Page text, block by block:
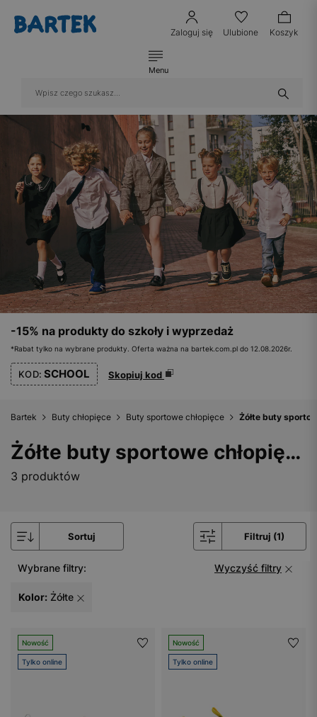
Zaloguj się Ulubione Koszyk
Menu
-15% na produkty do szkoły i wyprzedaż
*Rabat tylko na wybrane produkty. Oferta ważna na bartek.com.pl do 12.08.2026r.
KOD: SCHOOL Skopiuj kod
Bartek Buty chłopięce Buty sportowe chłopięce Żółte buty
Żółte buty sportowe chłopięce
3 produktów
Sortuj Filtruj (1)
Wybrane filtry: Wyczyść filtry
Kolor: Żółte
Nowość
Tylko online
Nowość
Tylko online